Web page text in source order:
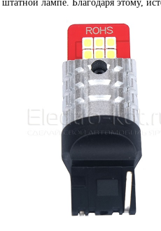
штатной лампе. Благодаря этому,